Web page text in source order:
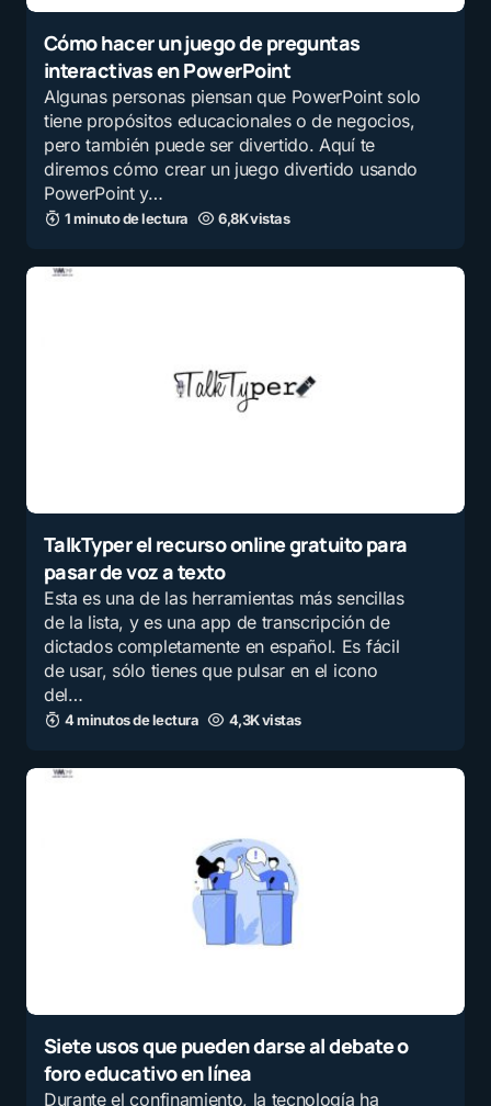
Cómo hacer un juego de preguntas
interactivas en PowerPoint
Algunas personas piensan que PowerPoint solo
tiene propósitos educacionales o de negocios,
pero también puede ser divertido. Aquí te
diremos cómo crear un juego divertido usando
PowerPoint y…
1 minuto de lectura 6,8K vistas
TalkTyper el recurso online gratuito para
pasar de voz a texto
Esta es una de las herramientas más sencillas
de la lista, y es una app de transcripción de
dictados completamente en español. Es fácil
de usar, sólo tienes que pulsar en el icono
del…
4 minutos de lectura 4,3K vistas
Siete usos que pueden darse al debate o
foro educativo en línea
Durante el confinamiento, la tecnología ha